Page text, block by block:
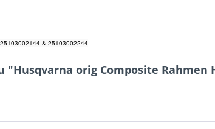
25103002144 & 25103002244
orig Composite Rahmen